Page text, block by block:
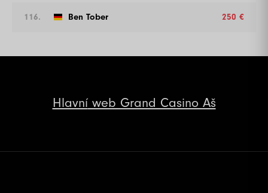
116. Ben Tober 250 €
Hlavníweb Grand Casino Aš